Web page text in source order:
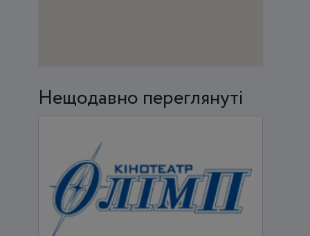
Нещодавно переглянуті